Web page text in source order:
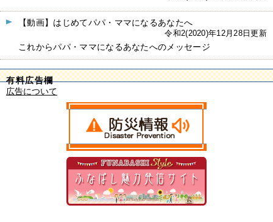
【動画】はじめてパパ・ママになるあなたへ
令和2(2020)年12月28日更新
これからパパ・ママになるあなたへのメッセージ
有料広告欄
広告について